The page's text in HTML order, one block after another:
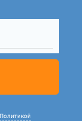
Политикой